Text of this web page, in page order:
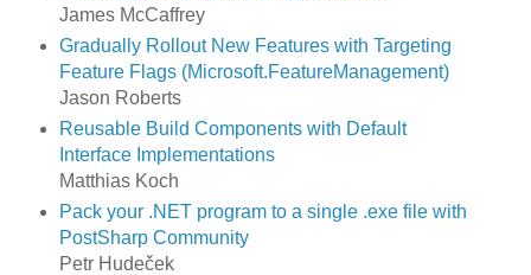
James McCaffrey
Gradually Rollout New Features with Targeting
Feature Flags (Microsoft.FeatureManagement)
Jason Roberts
Reusable Build Components with Default
Interface Implementations
Matthias Koch
Pack your .NET program to a single .exe file with
PostSharp Community
Petr Hudeček